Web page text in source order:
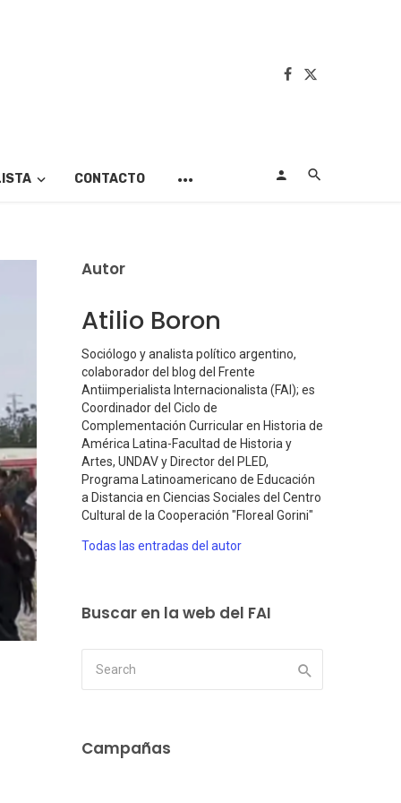
CONTACTO
Autor
Atilio Boron
Sociólogo y analista político argentino,
colaborador del blog del Frente
Antiimperialista Internacionalista (FAI); es
Coordinador del Ciclo de
Complementación Curricular en Historia de
América Latina-Facultad de Historia y
Artes, UNDAV y Director del PLED,
Programa Latinoamericano de Educación
a Distancia en Ciencias Sociales del Centro
Cultural de la Cooperación "Floreal Gorini"
Todas las entradas del autor
Buscar en la web del FAI
Campañas